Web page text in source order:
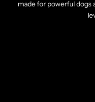
made for powerful dogs